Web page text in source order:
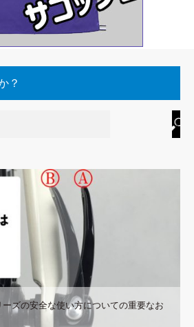
？
ズの安全な使い方についての重要なお